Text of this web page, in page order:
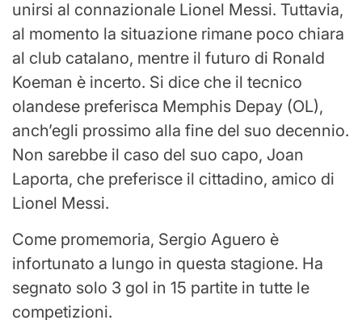
unirsi al connazionale Lionel Messi. Tuttavia,
al momento la situazione rimane poco chiara
al club catalano, mentre il futuro di Ronald
Koeman è incerto. Si dice che il tecnico
olandese preferisca Memphis Depay (OL),
anch’egli prossimo alla fine del suo decennio.
Non sarebbe il caso del suo capo, Joan
Laporta, che preferisce il cittadino, amico di
Lionel Messi.
Come promemoria, Sergio Aguero è
infortunato a lungo in questa stagione. Ha
segnato solo 3 gol in 15 partite in tutte le
competizioni.